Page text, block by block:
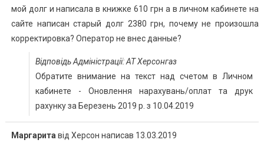
мой долг и написала в книжке 610 грн а в личном кабинете на
сайте написан старый долг 2380 грн, почему не произошла
корректировка? Оператор не внес данные?
Відповідь Адміністрації: АТ Херсонгаз
Обратите внимание на текст над счетом в Личном
кабинете - Оновлення нарахувань/оплат та друк
рахунку за Березень 2019 р. з 10.04.2019
Mаргарита від Херсон написав 13.03.2019